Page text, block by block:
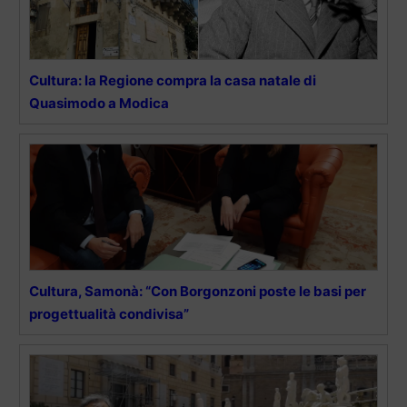
Cultura: la Regione compra la casa natale di
Quasimodo a Modica
Cultura, Samonà: “Con Borgonzoni poste le basi per
progettualità condivisa”